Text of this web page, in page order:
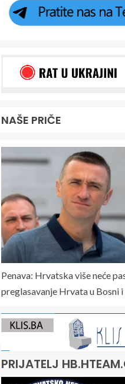
NAŠE PRIČE
Penava: Hrvatska više neće
preglasavanje Hrvata u Bosni
PRIJATELJ